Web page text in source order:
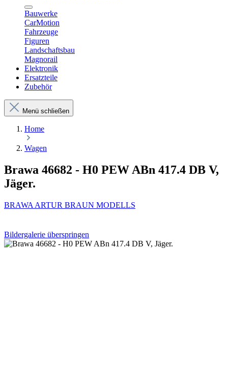
Bauwerke
CarMotion
Fahrzeuge
Figuren
Landschaftsbau
Magnorail
Elektronik
Ersatzteile
Zubehör
Menü schließen
Home
Wagen
Brawa 46682 - H0 PEW ABn 417.4 DB V,
Jäger.
BRAWA ARTUR BRAUN MODELLS
Bildergalerie überspringen